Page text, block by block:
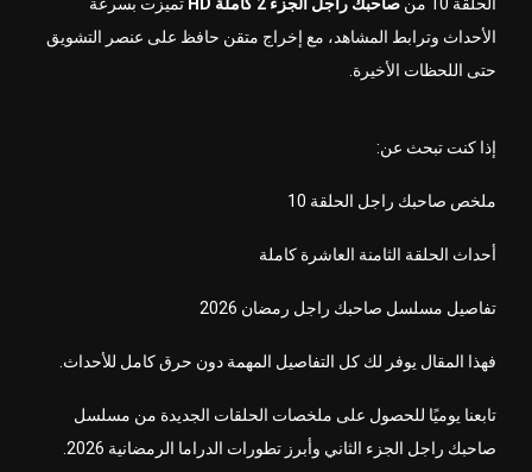
الأحداث وترابط المشاهد، مع إخراج متقن حافظ على عنصر التشويق
حتى اللحظات الأخيرة.
إذا كنت تبحث عن:
ملخص صاحبك راجل الحلقة 10
أحداث الحلقة الثامنة العاشرة كاملة
تفاصيل مسلسل صاحبك راجل رمضان 2026
فهذا المقال يوفر لك كل التفاصيل المهمة دون حرق كامل للأحداث.
تابعنا يوميًا للحصول على ملخصات الحلقات الجديدة من مسلسل
صاحبك راجل الجزء الثاني وأبرز تطورات الدراما الرمضانية 2026.